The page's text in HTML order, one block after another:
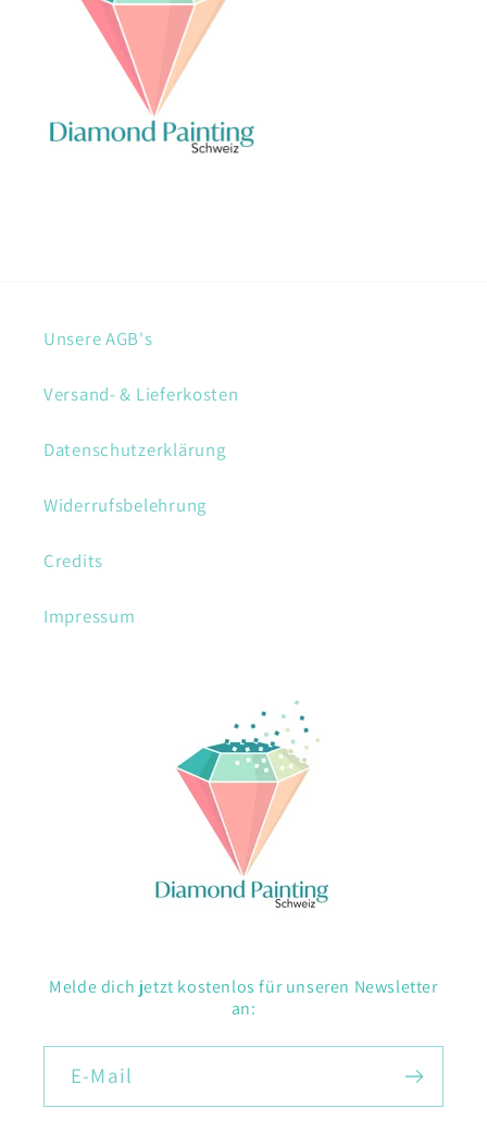
Unsere AGB's
Versand- & Lieferkosten
Datenschutzerklärung
Widerrufsbelehrung
Credits
Impressum
Melde dich jetzt kostenlos für unseren Newsletter
an:
E-Mail